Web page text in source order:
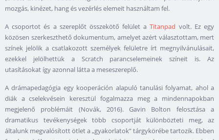
mozgás, kinézet, hang és vezérlés elemeit használtam fel.
A csoportot és a szereplőt összekötő felület aTitanpad volt. Ez egy
közösen szerkeszthető dokumentum, amelyet azért választottam, mert
színek jelölik a csatlakozott személyek felületre írt megnyilvánulásait,
ezekkel jelölhettük a Scratch parancselemeinek színeit is. Az
utasításokat így azonnal látta a meseszereplő.
A drámapedagógia egy kooperáción alapuló tanulási folyamat, ahol a
diák a cselekvésein keresztül fogalmazza meg a mindennapokban
megjelenő problémáit (Novák, 2016). Gavin Bolton felosztása a
dramatikus tevékenységek több csoportját különbözteti meg, az
általunk megvalósított ötlet a „gyakorlatok” tárgykörébe tartozik. Ebben